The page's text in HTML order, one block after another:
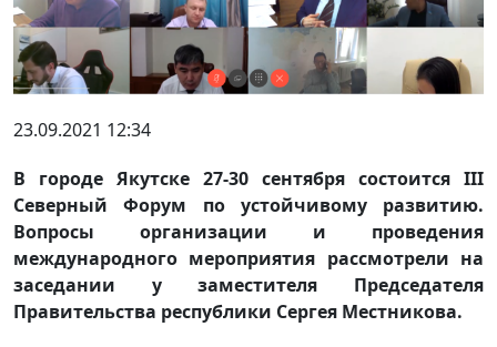
23.09.2021 12:34
В городе Якутске 27-30 сентября состоится III
Северный Форум по устойчивому развитию.
Вопросы организации и проведения
международного мероприятия рассмотрели на
заседании у заместителя Председателя
Правительства республики Сергея Местникова.